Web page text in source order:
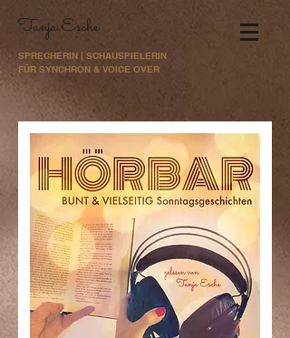
Tanja Esche
SPRECHERIN | SCHAUSPIELERIN
FÜR SYNCHRON & VOICE OVER